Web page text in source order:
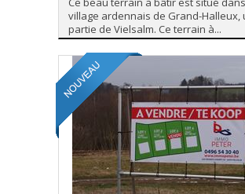
village ardennais de Grand-Halleux,
partie de Vielsalm. Ce terrain à...